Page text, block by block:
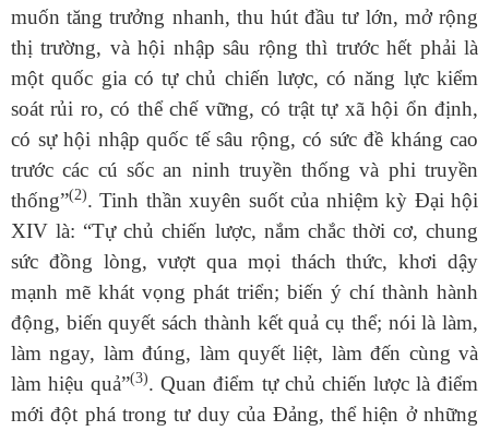
muốn tăng trưởng nhanh, thu hút đầu tư lớn, mở rộng
thị trường, và hội nhập sâu rộng thì trước hết phải là
một quốc gia có tự chủ chiến lược, có năng lực kiểm
soát rủi ro, có thể chế vững, có trật tự xã hội ổn định,
có sự hội nhập quốc tế sâu rộng, có sức đề kháng cao
trước các cú sốc an ninh truyền thống và phi truyền
thống”(2).Tinh thần xuyên suốt của nhiệm kỳ Đại hội
XIV là: “Tự chủ chiến lược, nắm chắc thời cơ, chung
sức đồng lòng, vượt qua mọi thách thức, khơi dậy
mạnh mẽ khát vọng phát triển; biến ý chí thành hành
động, biến quyết sách thành kết quả cụ thể; nói là làm,
làm ngay, làm đúng, làm quyết liệt, làm đến cùng và
làm hiệu quả”(3).Quan điểm tự chủ chiến lược là điểm
mới đột phá trong tư duy của Đảng, thể hiện ở những